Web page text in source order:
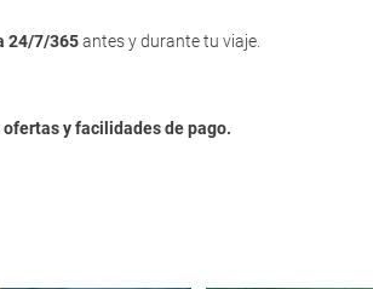
24/7/365antes y durante tu viaje.
ofertas y facilidades de pago.